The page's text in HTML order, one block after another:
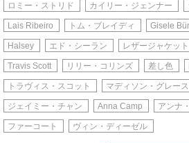
ロミー・ストリド カイリー・ジェンナー
Lais Ribeiro トム・ブレイディ Gisele
Halsey エド・シーラン レザージャケット
Travis Scott リリー・コリンズ 差し色
トラヴィス・スコット マディソン・グレース
ジェイミー・チャン Anna Camp アンナ
ファーコート ヴィン・ディーゼル